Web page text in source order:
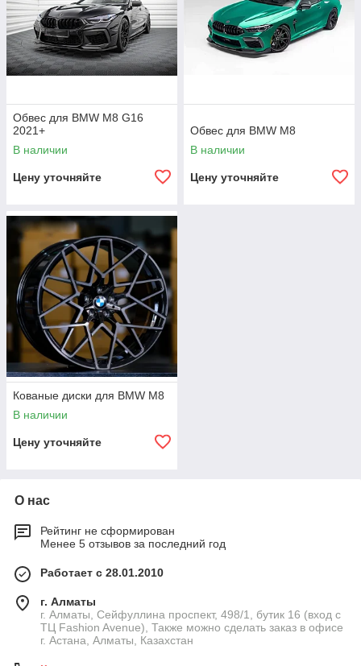
Обвес для BMW M8 G16
2021+
В наличии
Цену уточняйте
Обвес для BMW M8
В наличии
Цену уточняйте
Кованые диски для BMW M8
В наличии
Цену уточняйте
О нас
Рейтинг не сформирован
Менее 5 отзывов за последний год
Работает с 28.01.2010
г. Алматы
г. Алматы, Сейфуллина проспект, 498/1, бутик 16 (вход с
ТЦ Fashion Avenue), Также можно сделать заказ в офисе
г. Астана, Алматы, Казахстан